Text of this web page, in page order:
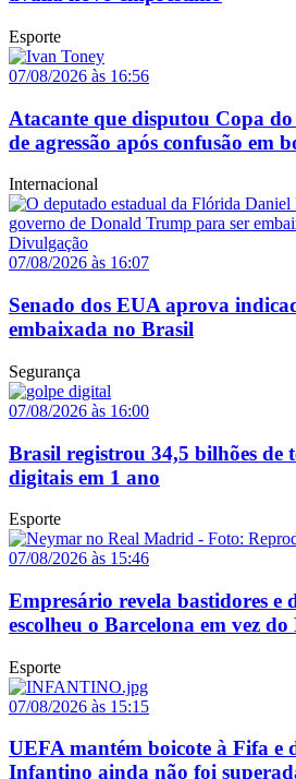
Esporte
07/08/2026 às 16:56
Atacante que disputou Copa
de agressão após confusão em
Internacional
07/08/2026 às 16:07
Senado dos EUA aprova
embaixada no Brasil
Segurança
07/08/2026 às 16:00
Brasil registrou 34,5 bilhões de
digitais em 1 ano
Esporte
07/08/2026 às 15:46
Empresário revela bastidores e
escolheu o Barcelona em vez
Esporte
07/08/2026 às 15:15
UEFA mantém boicote à Fifa e
Infantino ainda não foi